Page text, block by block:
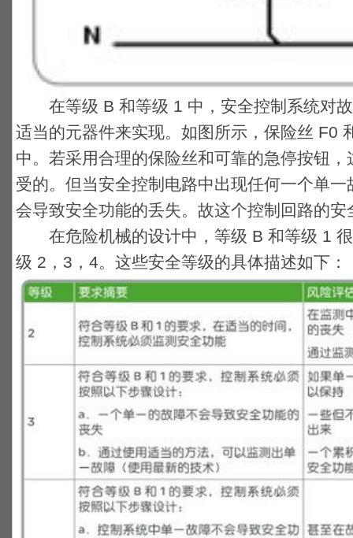
在等级 B 和等级 1 中，安全控制系统对故
适当的元器件来实现。如图所示，保险丝 F0
中。若采用合理的保险丝和可靠的急停按钮
受的。但当安全控制电路中出现任何一个单
会导致安全功能的丢失。故这个控制回路的
在危险机械的设计中，等级 B 和等级 1 很
级 2，3，4。这些安全等级的具体描述如下：